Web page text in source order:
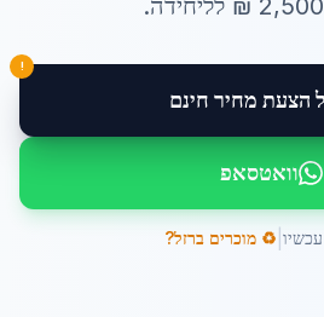
2,500 ₪ לליחידה.
הצעת מחיר חינם
!
וואטסאפ
עכשיו ♻️ מוכרים ברזל?